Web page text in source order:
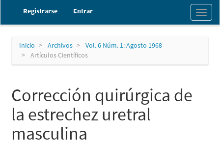
principal
Contenido
Barra
lateral
Registrarse Entrar
Toggle
Inicio Archivos
Vol. 6 Núm. 1: Agosto 1968
Artículos Científicos
Corrección quirúrgica de
la estrechez uretral
masculina